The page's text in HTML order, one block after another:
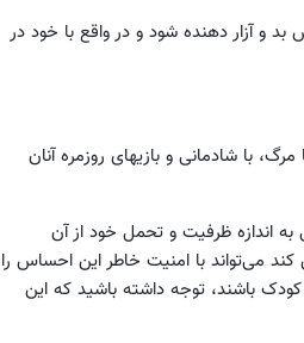
و آزار دهنده شود و در واقع با خود در
با شادمانی و بازیهای روزمره آنان
اندازه ظرفیت و تحمل خود از آن
می‌تواند با امنیت خاطر این احساس را
باشند، توجه داشته باشید که این